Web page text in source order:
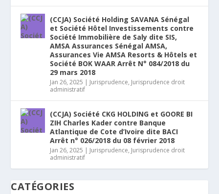
(CCJA) Société Holding SAVANA Sénégal
et Société Hôtel Investissements contre
Société Immobilière de Saly dite SIS,
AMSA Assurances Sénégal AMSA,
Assurances Vie AMSA Resorts & Hôtels et
Société BOK WAAR Arrêt N° 084/2018 du
29 mars 2018
Jan 26, 2025 | Jurisprudence, Jurisprudence droit
administratif
(CCJA) Société CKG HOLDING et GOORE BI
ZIH Charles Kader contre Banque
Atlantique de Cote d’Ivoire dite BACI
Arrêt n° 026/2018 du 08 février 2018
Jan 26, 2025 | Jurisprudence, Jurisprudence droit
administratif
CATÉGORIES